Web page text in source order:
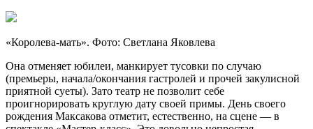
«Королева-мать». Фото: Светлана Яковлева
Она отменяет юбилеи, манкирует тусовки по случаю
(премьеры, начала/окончания гастролей и прочей закулисной
приятной суеты). Зато театр не позволит себе
проигнорировать круглую дату своей примы. День своего
рождения Максакова отметит, естественно, на сцене — в